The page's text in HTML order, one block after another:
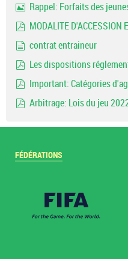
Rappel: Forfaits des
MODALITE D'ACCESSION
contrat entraineur
Les dispositions
Important: Catégories
Arbitrage: Lois du jeu
FÉDÉRATIONS